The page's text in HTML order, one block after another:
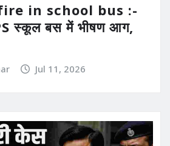
in school bus :-
स्कूल बस में भीषण आग,
Jul 11, 2026